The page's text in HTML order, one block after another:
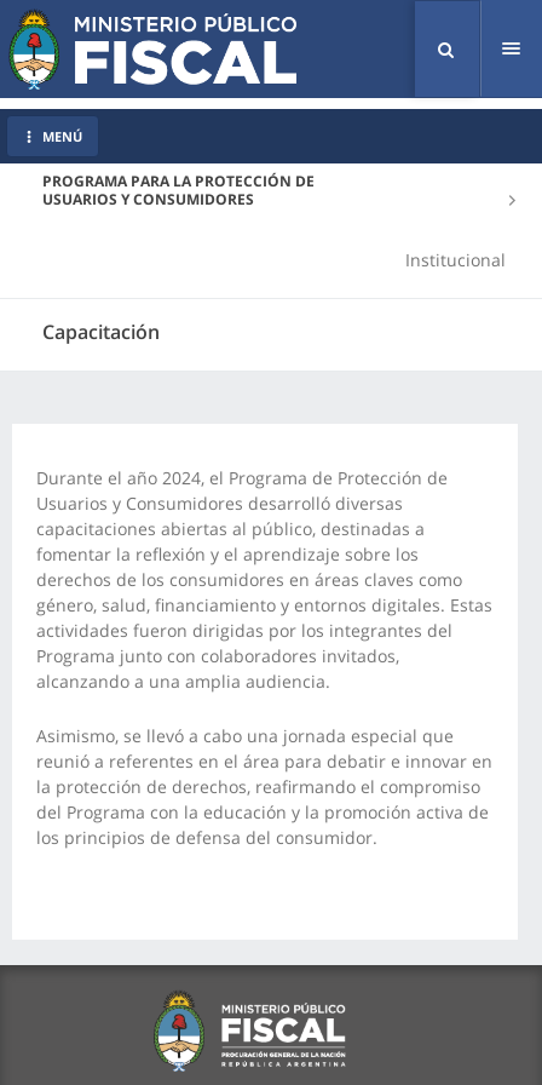
PROGRAMA PARA LA PROTECCIÓN DE
USUARIOS Y CONSUMIDORES
Institucional
Capacitación
MENÚ
Durante el año 2024, el Programa de Protección de
Usuarios y Consumidores desarrolló diversas
capacitaciones abiertas al público, destinadas a
fomentar la reflexión y el aprendizaje sobre los
derechos de los consumidores en áreas claves como
género, salud, financiamiento y entornos digitales. Estas
actividades fueron dirigidas por los integrantes del
Programa junto con colaboradores invitados,
alcanzando a una amplia audiencia.
Asimismo, se llevó a cabo una jornada especial que
reunió a referentes en el área para debatir e innovar en
la protección de derechos, reafirmando el compromiso
del Programa con la educación y la promoción activa de
los principios de defensa del consumidor.